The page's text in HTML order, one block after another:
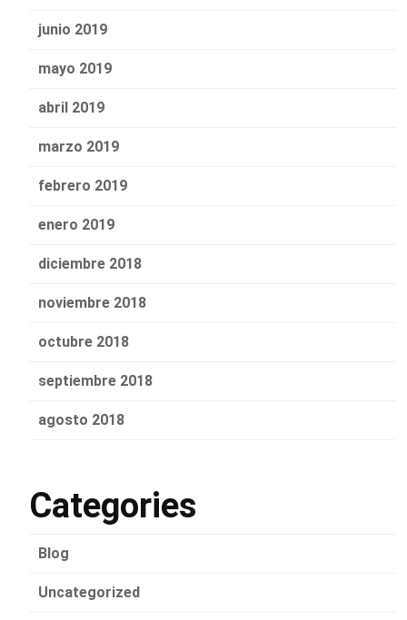
junio 2019
mayo 2019
abril 2019
marzo 2019
febrero 2019
enero 2019
diciembre 2018
noviembre 2018
octubre 2018
septiembre 2018
agosto 2018
Categories
Blog
Uncategorized